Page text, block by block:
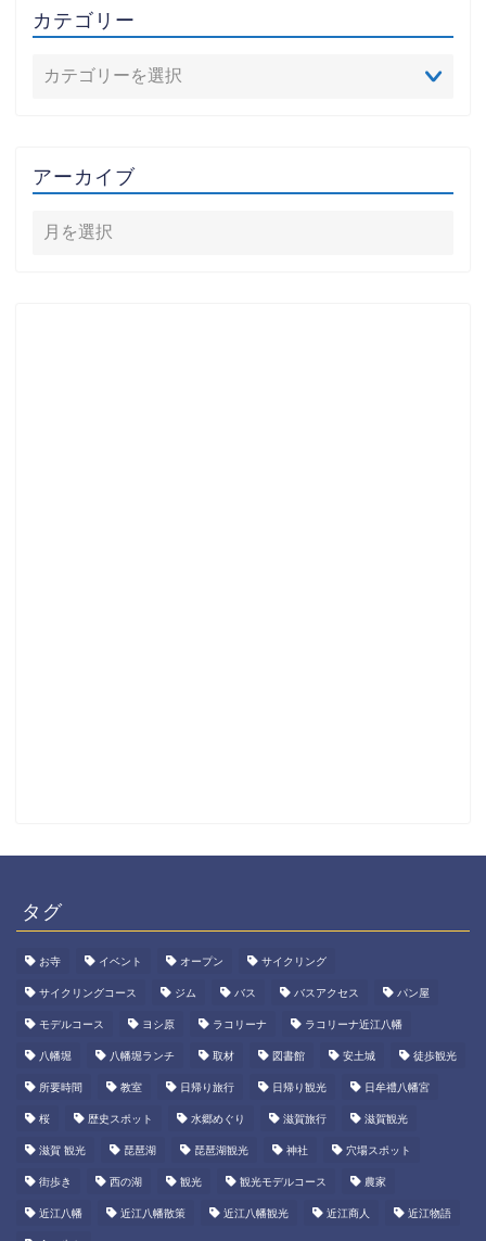
カテゴリー
アーカイブ
タグ
お寺 イベント オープン サイクリング
サイクリングコース ジム バス バスアクセス パン屋
モデルコース ヨシ原 ラコリーナ ラコリーナ近江八幡
八幡堀 八幡堀ランチ 取材 図書館 安土城 徒歩観光
所要時間 教室 日帰り旅行 日帰り観光 日牟禮八幡宮
桜 歴史スポット 水郷めぐり 滋賀旅行 滋賀観光
滋賀 観光 琵琶湖 琵琶湖観光 神社 穴場スポット
街歩き 西の湖 観光 観光モデルコース 農家
近江八幡 近江八幡散策 近江八幡観光 近江商人 近江物語